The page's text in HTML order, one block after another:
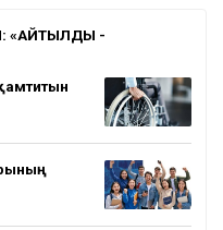
«АЙТЫЛДЫ -